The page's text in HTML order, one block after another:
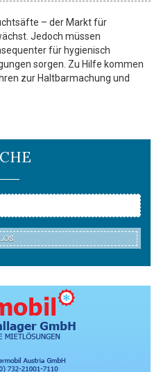
– der Markt für
Jedoch müssen
für hygienisch
sorgen. Zu Hilfe kommen
zur Haltbarmachung und